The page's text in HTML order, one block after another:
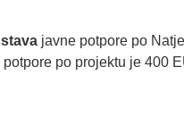
javne potpore po
po projektu je 400